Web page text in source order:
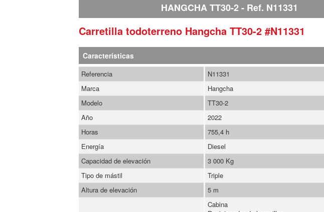
HANGCHA TT30-2 Ref. N11331
Carretilla todoterreno Hangcha TT30-2 #N11331
Características
Referencia
N11331
Marca
Hangcha
Modelo
TT30-2
Año
2022
Horas
755,4 h
Energía
Diesel
Capacidad de elevación
3 000 Kg
Tipo de mástil
Triple
Altura de elevación
5 m
Cabina